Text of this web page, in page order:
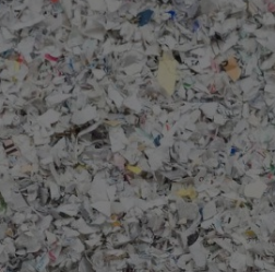
ICT-laitteiden tietoturvallinen
Kiinteähintaiset tuhous- ja
Komposiitin kierrätys
Monipuolinen yhteistyö kunnallisten
Purkuprojektit
Räätälöity viranomaisyhteistyö
Sähköinen siirtoasiakirjapalvelu
Valvotut tietoturvatuhoukset
Virkapukujen ja työvaatteiden